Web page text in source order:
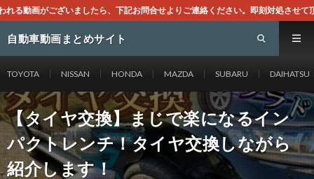
下記お問合せよりご連絡ください。即刻対処させて頂きます。なお、同サイ
自動車動画まとめサイト
TOYOTA NISSAN HONDA MAZDA SUBARU DAIHATSU
【タイヤ交換】まじで楽になるイン
パクトレンチ！タイヤ交換しながら
紹介します！